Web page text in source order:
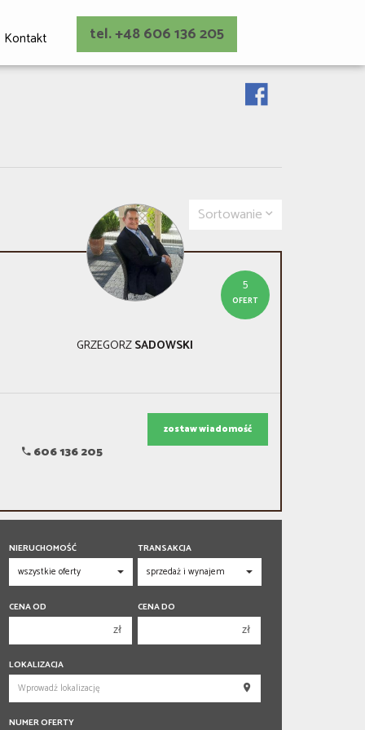
Kontakt tel. +48 606 136 205
Sortowanie
5
OFERT
GRZEGORZSADOWSKI
606 136 205
zostaw wiadomość
NIERUCHOMOŚĆ TRANSAKCJA
CENA OD
zł
250 000 zł
CENA DO
zł
250 000 zł
LOKALIZACJA
NUMER OFERTY